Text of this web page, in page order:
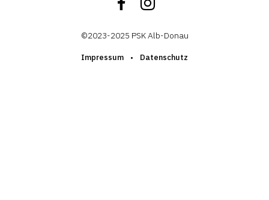
FacebookInstagram
©2023-2025 PSK Alb-Donau
Impressum Datenschutz